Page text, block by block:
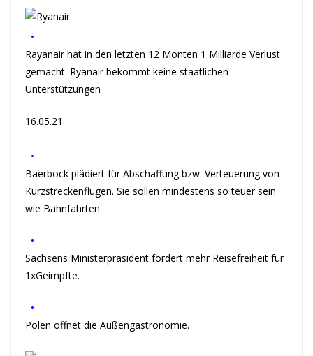
•
Rayanair hat in den letzten 12 Monten 1 Milliarde Verlust
gemacht. Ryanair bekommt keine staatlichen
Unterstützungen
16.05.21
•
Baerbock plädiert für Abschaffung bzw. Verteuerung von
Kurzstreckenflügen. Sie sollen mindestens so teuer sein
wie Bahnfahrten.
•
Sachsens Ministerpräsident fordert mehr Reisefreiheit für
1xGeimpfte.
•
Polen öffnet die Außengastronomie.